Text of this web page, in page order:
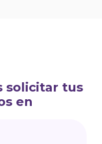
solicitar tus
en